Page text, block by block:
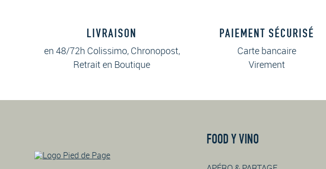
LIVRAISON
en 48/72h Colissimo, Chronopost,
Retrait en Boutique
PAIEMENT SÉCURISÉ
Carte bancaire
Virement
FOOD Y VINO